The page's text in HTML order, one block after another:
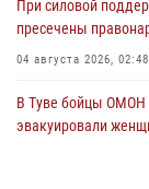
При силовой
пресечены
04 августа 2026, 02:48
В Туве бойцы ОМОН
эвакуировали